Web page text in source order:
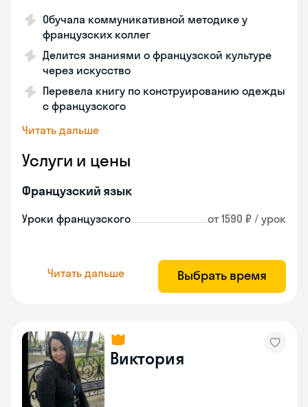
Обучала коммуникативной методике у
французских коллег
Делится знаниями о французской культуре
через искусство
Перевела книгу по конструированию одежды
с французского
Читать дальше
Услуги и цены
Французский язык
Уроки французского от 1590 ₽ / урок
Читать дальше Выбрать время
Виктория